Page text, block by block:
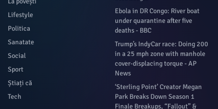
Lifestyle
Politica
Sanatate
Social
Sport
Știați că
Tech
Ebola in DR Congo: River boat
under quarantine after five
deaths - BBC
Trump’s IndyCar race: Doing 200
in a 25 mph zone with manhole
cover-displacing torque - AP
News
‘Sterling Point’ Creator Megan
Park Breaks Down Season 1
Finale Breakups, “Fallout” &